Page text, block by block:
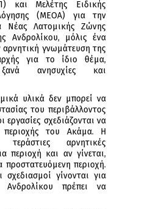
και Μελέτης Ειδικής
(ΜΕΟΑ) για την
Νέας Λατομικής Ζώνης
Ανδρολίκου, μόλις ένα
γνωμάτευση της
για το ίδιο θέμα,
ανησυχίες και
υλικά δεν μπορεί να
του περιβάλλοντος
εργασίες σχεδιάζονται να
περιοχής του Ακάμα. Η
αρνητικές
περιοχή και αν γίνεται,
περιοχή.
γίνονται για
πρέπει να